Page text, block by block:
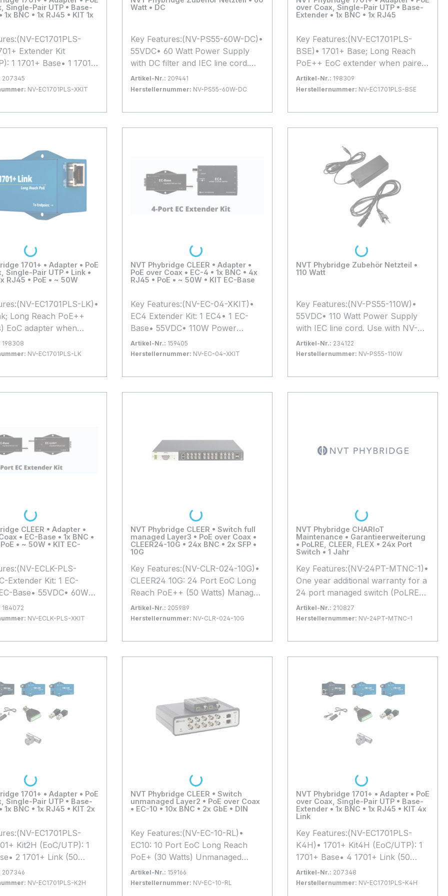
Single-Pair UTP • Base-
1x BNC • 1x RJ45 • KIT 1x
EC1701PLS-
Extender Kit
1 1701+ Base• 1 1701+
1 NV-PS55-60W•
2P - 5 YR warranty
basieren auf
Herstellers.
207345
NV-EC1701PLS-XKIT
Watt • DC
Key Features:(NV-PS55-60W-DC)•
55VDC• 60 Watt Power Supply
with DC filter and IEC line cord.
Use with NV-ECLK-PLS & NV-
FLXLK in Railway & Subway
Produktinformationen basieren auf
Artikel-Nr.: 209441
Herstellernummer: NV-PS55-60W-DC
In den Warenkorb
over Coax, Single-Pair UTP • Base-
Extender • 1x BNC • 1x RJ45
Key Features:(NV-EC1701PLS-
BSE)• 1701+ Base; Long Reach
PoE++ EoC extender when paired
with NV-EC1701PLS-LK (50
Watts)• local power option. Can
Link. Can be used with UTP with
Produktinformationen basieren auf
Herstellerangaben. Änderungen
und Irrtümer vorbehalten.
Maßgeblich sind die technischen
Daten des Herstellers.
Artikel-Nr.: 198309
Herstellernummer: NV-EC1701PLS-BSE
In den Warenkorb
1701+ • Adapter • PoE
Single-Pair UTP • Link •
RJ45 • PoE • ~ 50W
EC1701PLS-LK)•
Long Reach PoE++
EoC adapter when
NV-EC1701PLS-BSE•
option. In series
to a single 1701+
Änderungen
vorbehalten.
Herstellers.
198308
NV-EC1701PLS-LK
Loading...
NVT Phybridge CLEER • Adapter •
PoE over Coax • EC-4 • 1x BNC • 4x
RJ45 • PoE • ~ 50W • KIT EC-Base
Key Features:(NV-EC-04-XKIT)•
EC4 Extender Kit: 1 EC4• 1 EC-
Base• 55VDC• 110W Power
Supply - 5 YR warranty
included*Alle
Herstellerangaben. Änderungen
Artikel-Nr.: 159405
Herstellernummer: NV-EC-04-XKIT
In den Warenkorb
Loading...
NVT Phybridge Zubehör Netzteil •
110 Watt
Key Features:(NV-PS55-110W)•
55VDC• 110 Watt Power Supply
with IEC line cord. Use with NV-
EC-04• NV-FLX-04• NV-PL-08.
[replaces NV-PL-08-PWR & NV-
Produktinformationen basieren auf
Artikel-Nr.: 234122
Herstellernummer: NV-PS55-110W
In den Warenkorb
Loading...
CLEER • Adapter •
• EC-Base • 1x BNC •
• ~ 50W • KIT EC-
ECLK-PLS-
Extender Kit: 1 EC-
Base• 55VDC• 60W
Supports IEEE
YR warranty
basieren auf
Herstellers.
184072
NV-ECLK-PLS-XKIT
Loading...
NVT Phybridge CLEER • Switch full
managed Layer3 • PoE over Coax •
CLEER24-10G • 24x BNC • 2x SFP •
10G
Key Features:(NV-CLR-024-10G)•
CLEER24 10G: 24 Port EoC Long
Reach PoE++ (50 Watts) Managed
Switch with 110 VDC & 220VDC 1•
000 Watt Power Supply. Supports
(Railway/Subway) - 2 YR warranty
Maßgeblich sind die technischen
Daten des Herstellers.
Artikel-Nr.: 205989
Herstellernummer: NV-CLR-024-10G
In den Warenkorb
Loading...
NVT Phybridge CHARIoT
Maintenance • Garantieerweiterung
• PoLRE, CLEER, FLEX • 24x Port
Switch • 1 Jahr
Key Features:(NV-24PT-MTNC-1)•
One year additional warranty for a
24 port managed switch (PoLRE•
CLEER• FLEX)*Alle
Produktinformationen basieren auf
und Irrtümer vorbehalten.
Artikel-Nr.: 210827
Herstellernummer: NV-24PT-MTNC-1
In den Warenkorb
Loading...
1701+ • Adapter • PoE
Single-Pair UTP • Base-
1x BNC • 1x RJ45 • KIT 2x
EC1701PLS-
Kit2H (EoC/UTP): 1
2 1701+ Link (50
PS55-110W• 1 NV-
BNCA-2P• 1 NV-
207346
NV-EC1701PLS-K2H
Loading...
NVT Phybridge CLEER • Switch
unmanaged Layer2 • PoE over Coax
• EC-10 • 10x BNC • 2x GbE • DIN
Key Features:(NV-EC-10-RL)•
EC10: 10 Port EoC Long Reach
PoE+ (30 Watts) Unmanaged
Switch with 55VDC• 190 Watt
Power Supply with DC filter and
Artikel-Nr.: 159166
Herstellernummer: NV-EC-10-RL
Loading...
NVT Phybridge 1701+ • Adapter • PoE
over Coax, Single-Pair UTP • Base-
Extender • 1x BNC • 1x RJ45 • KIT 4x
Link
Key Features:(NV-EC1701PLS-
K4H)• 1701+ Kit4H (EoC/UTP): 1
1701+ Base• 4 1701+ Link (50
Watts)• 1 NV-PS55-110W• 1 NV-
BNCA• 2 NV-BNCA-2• 1 NV-
Artikel-Nr.: 207348
Herstellernummer: NV-EC1701PLS-K4H
Loading...